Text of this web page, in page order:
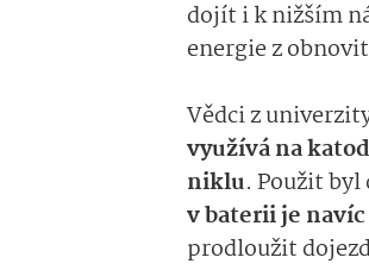
dojít i k nižším
energie z
Vědci z
využívá na
niklu. Použit
v baterii je
prodloužit